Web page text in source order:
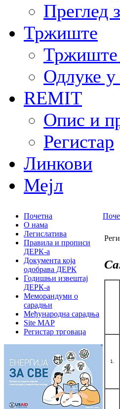
Преглед
Тржиште
Одлуке у
REMIT
Опис и
Регистар
Линкови
Мејл
Почетна
О нама
Легислатива
Правила и прописи
ДЕРК-а
Документа која
одобрава ДЕРК
Годишњи извештај
ДЕРК-а
Меморандуми о
сарадњи
Међународна сарадња
Site MAP
Регистар трговаца
1.